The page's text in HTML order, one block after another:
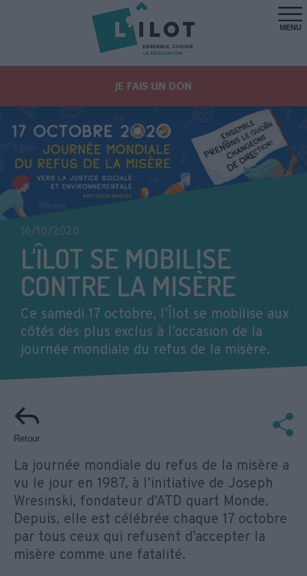
MENU
JE FAIS UN DON
16/10/2020
L'ÎLOT SE MOBILISE
CONTRE LA MISÈRE
Ce samedi 17 octobre, l’Îlot se mobilise aux
côtés des plus exclus à l’occasion de la
journée mondiale du refus de la misère.
Retour
La journée mondiale du refus de la misère a
vu le jour en 1987, à l’initiative de Joseph
Wresinski, fondateur d’ATD quart Monde.
Depuis, elle est célébrée chaque 17 octobre
par tous ceux qui refusent d’accepter la
misère comme une fatalité.